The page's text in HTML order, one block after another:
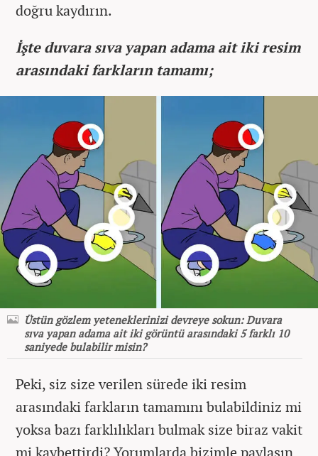
doğru kaydırın.
İşte duvara sıva yapan adama ait iki resim
arasındaki farkların tamamı;
Üstün gözlem yeteneklerinizi devreye sokun: Duvara
sıva yapan adama ait iki görüntü arasındaki 5 farklı 10
saniyede bulabilir misin?
Peki, siz size verilen sürede iki resim
arasındaki farkların tamamını bulabildiniz mi
yoksa bazı farklılıkları bulmak size biraz vakit
mi kaybettirdi? Yorumlarda bizimle paylaşın